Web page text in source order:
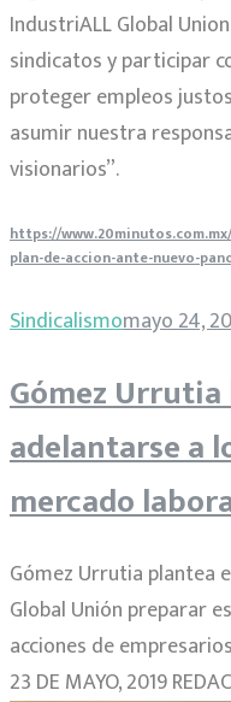
IndustriALL Global
sindicatos y participar
proteger empleos
asumir nuestra
visionarios”.
https://
plan-de-accion-ante-nuevo-
Sindicalismomayo 24,
Gómez
adelantarse a
mercado
Gómez Urrutia plantea
Global Unión preparar
acciones de empresarios
23 DE MAYO, 2019